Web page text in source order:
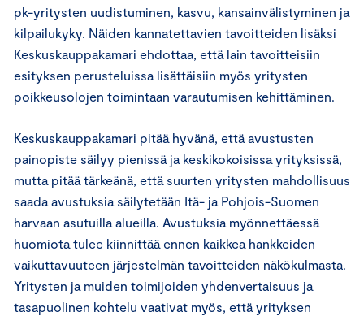
pk-yritysten uudistuminen, kasvu, kansainvälistyminen ja
kilpailukyky. Näiden kannatettavien tavoitteiden lisäksi
Keskuskauppakamari ehdottaa, että lain tavoitteisiin
esityksen perusteluissa lisättäisiin myös yritysten
poikkeusolojen toimintaan varautumisen kehittäminen.
Keskuskauppakamari pitää hyvänä, että avustusten
painopiste säilyy pienissä ja keskikokoisissa yrityksissä,
mutta pitää tärkeänä, että suurten yritysten mahdollisuus
saada avustuksia säilytetään Itä- ja Pohjois-Suomen
harvaan asutuilla alueilla. Avustuksia myönnettäessä
huomiota tulee kiinnittää ennen kaikkea hankkeiden
vaikuttavuuteen järjestelmän tavoitteiden näkökulmasta.
Yritysten ja muiden toimijoiden yhdenvertaisuus ja
tasapuolinen kohtelu vaativat myös, että yrityksen